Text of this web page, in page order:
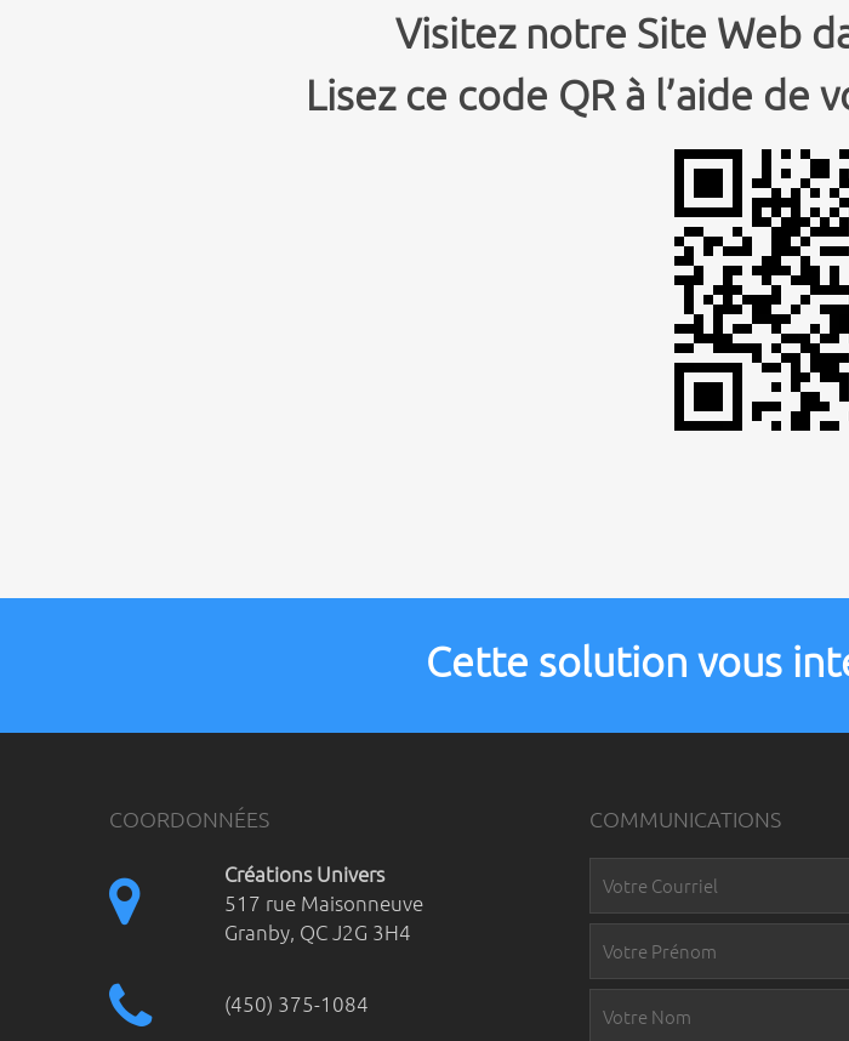
Visitez notre Site Web
Lisez ce code QR à l’aide
Cette solution vous
COORDONNÉES
Créations Univers
517 rue Maisonneuve
Granby, QCJ2G 3H4
(450) 375-1084
COMMUNICATIONS